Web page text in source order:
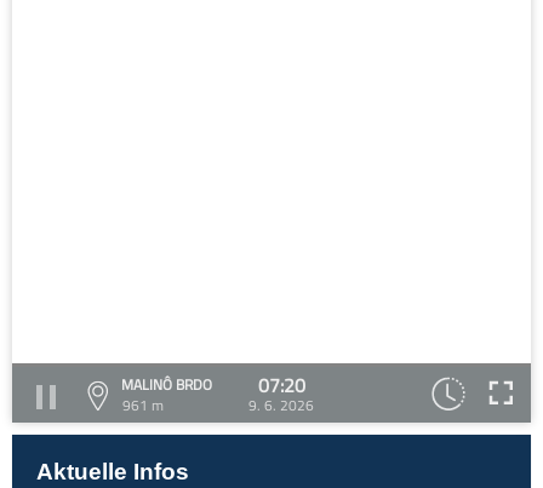
MALINÔ BRDO
961 m
07:20
9. 6. 2026
Aktuelle Infos